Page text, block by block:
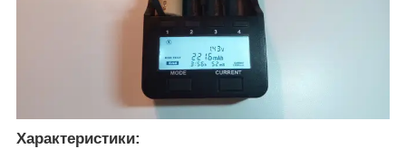
Характеристики: